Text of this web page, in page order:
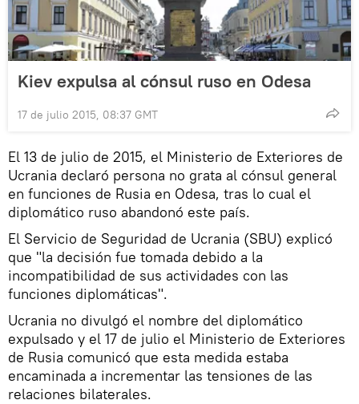
Kiev expulsa al cónsul ruso en Odesa
17 de julio 2015, 08:37 GMT
El 13 de julio de 2015, el Ministerio de Exteriores de
Ucrania declaró persona no grata al cónsul general
en funciones de Rusia en Odesa, tras lo cual el
diplomático ruso abandonó este país.
El Servicio de Seguridad de Ucrania (SBU) explicó
que "la decisión fue tomada debido a la
incompatibilidad de sus actividades con las
funciones diplomáticas".
Ucrania no divulgó el nombre del diplomático
expulsado y el 17 de julio el Ministerio de Exteriores
de Rusia comunicó que esta medida estaba
encaminada a incrementar las tensiones de las
relaciones bilaterales.